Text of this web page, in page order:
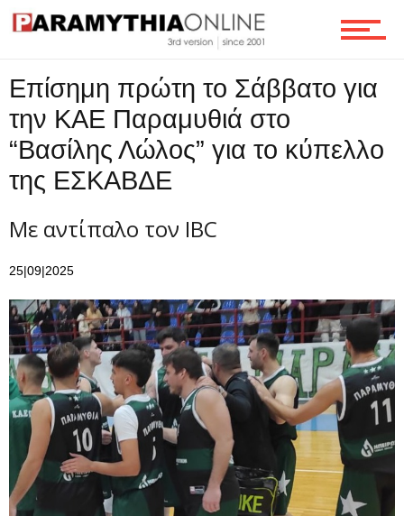
Επικοινωνία
Επίσημη πρώτη το Σάββατο για
την ΚΑΕ Παραμυθιά στο
“Βασίλης Λώλος” για το κύπελλο
της ΕΣΚΑΒΔΕ
Με αντίπαλο τον IBC
25|09|2025